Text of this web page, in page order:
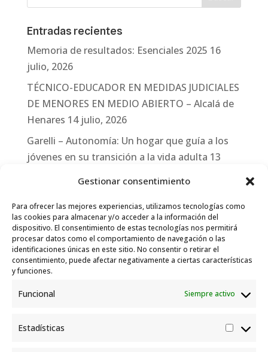
Gestionar consentimiento
Para ofrecer las mejores experiencias, utilizamos tecnologías como
las cookies para almacenar y/o acceder a la información del
dispositivo. El consentimiento de estas tecnologías nos permitirá
procesar datos como el comportamiento de navegación o las
identificaciones únicas en este sitio. No consentir o retirar el
consentimiento, puede afectar negativamente a ciertas características
y funciones.
Funcional Siempre activo
Estadísticas
Entradas recientes
Memoria de resultados: Esenciales 2025 16
julio, 2026
TÉCNICO-EDUCADOR EN MEDIDAS JUDICIALES
DE MENORES EN MEDIO ABIERTO – Alcalá de
Henares 14 julio, 2026
Garelli – Autonomía: Un hogar que guía a los
jóvenes en su transición a la vida adulta 13
Garelli-Refugio: Acciones de empleo en el
marco del Sistema de Acogida de Protección
Internacional 10 julio, 2026